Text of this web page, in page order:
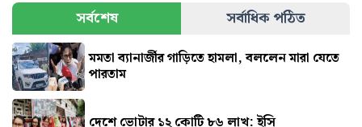
সর্বশেষ
সর্বাধিক পঠিত
মমতা ব্যানার্জীর গাড়িতে হামলা, বললেন মারা যেতে
পারতাম
দেশে ভোটার ১২ কোটি ৮৬ লাখ: ইসি